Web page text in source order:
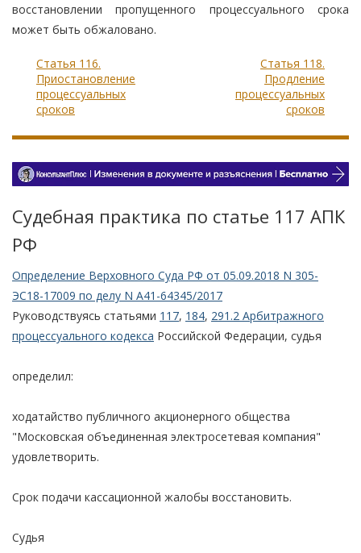
восстановлении пропущенного процессуального срока
может быть обжаловано.
Статья 116.
Приостановление
процессуальных
сроков
Статья 118.
Продление
процессуальных
сроков
Судебная практика по статье 117 АПК
РФ
Определение Верховного Суда РФ от 05.09.2018 N 305-
ЭС18-17009 по делу N А41-64345/2017
Руководствуясь статьями 117, 184, 291.2 Арбитражного
процессуального кодекса Российской Федерации, судья
определил:
ходатайство публичного акционерного общества
"Московская объединенная электросетевая компания"
удовлетворить.
Срок подачи кассационной жалобы восстановить.
Судья